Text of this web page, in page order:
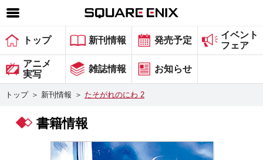
SQUARE ENIX 公式サイトメニュー
ゲーム
マガジン＆ブックス
グッズ
トップ 新刊情報 発売予定
イベント
フェア
アニメ
実写
雑誌情報 お知らせ
トップ ＞ 新刊情報 ＞ たそがれのにわ 2
書籍情報